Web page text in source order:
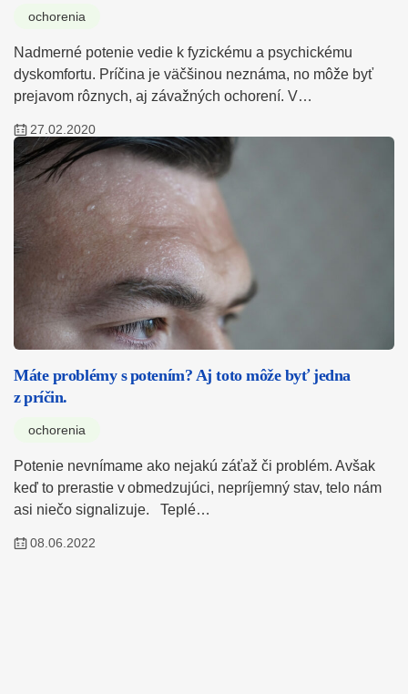
ochorenia
Nadmerné potenie vedie k fyzickému a psychickému
dyskomfortu. Príčina je väčšinou neznáma, no môže byť
prejavom rôznych, aj závažných ochorení. V…
27.02.2020
Máte problémy s potením? Aj toto môže byť jedna
z príčin.
ochorenia
Potenie nevnímame ako nejakú záťaž či problém. Avšak
keď to prerastie v obmedzujúci, nepríjemný stav, telo nám
asi niečo signalizuje. Teplé…
08.06.2022